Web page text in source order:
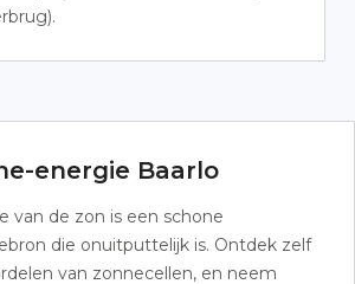
energie Baarlo
van de zon is een schone
die onuitputtelijk is. Ontdek zelf
van zonnecellen, en neem